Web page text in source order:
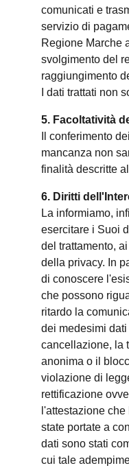
comunicati e
servizio di
Regione Marche
svolgimento del
raggiungimento
I dati trattati non
5. Facoltatività
Il conferimento
mancanza non
finalità descritte
6. Diritti
La informiamo,
esercitare i Suoi
del trattamento,
della privacy. In
di conoscere
che possono
ritardo la
dei medesimi
cancellazione, la
anonima o il
violazione di
rettificazione
l'attestazione
state portate a
dati sono stati
cui tale